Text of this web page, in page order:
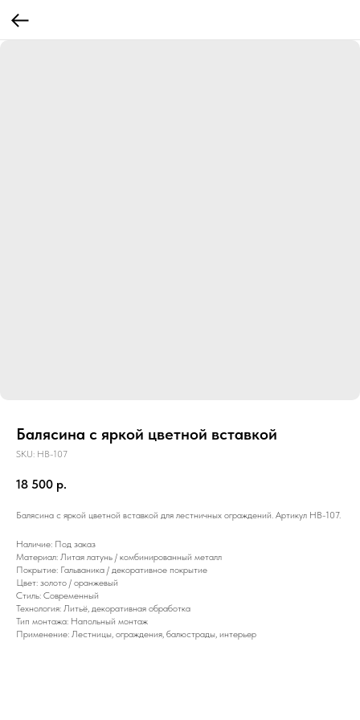
Балясина с яркой цветной вставкой
SKU: HB-107
18 500 р.
Балясина с яркой цветной вставкой для лестничных ограждений. Артикул HB-107.
Наличие: Под заказ
Материал: Литая латунь / комбинированный металл
Покрытие: Гальваника / декоративное покрытие
Цвет: золото / оранжевый
Стиль: Современный
Технология: Литьё, декоративная обработка
Тип монтажа: Напольный монтаж
Применение: Лестницы, ограждения, балюстрады, интерьер